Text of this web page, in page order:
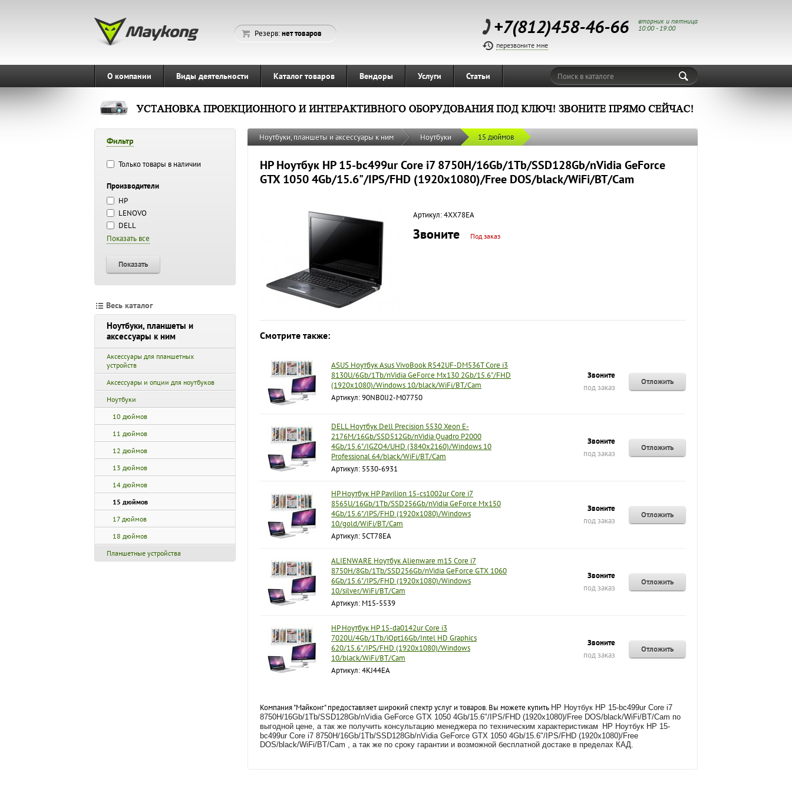
Резерв:нет товаров +7(812)458-46-66
вторник и пятница
10:00 - 19:00
перезвоните мне
О компании Виды деятельности Каталог товаров Вендоры Услуги Статьи Поиск в каталоге
Фильтр
Только товары в наличии
Производители
HP
LENOVO
DELL
Показать все
Показать
Весь каталог
Ноутбуки, планшеты и
аксессуары к ним
Аксессуары для планшетных
устройств
Аксессуары и опции для ноутбуков
Ноутбуки
10 дюймов
11 дюймов
12 дюймов
13 дюймов
14 дюймов
15 дюймов
17 дюймов
18 дюймов
Планшетные устройства
Ноутбуки, планшеты и аксессуары к ним Ноутбуки 15 дюймов
HP Ноутбук HP 15-bc499ur Core i7 8750H/16Gb/1Tb/SSD128Gb/nVidia GeForce
GTX 1050 4Gb/15.6"/IPS/FHD (1920x1080)/Free DOS/black/WiFi/BT/Cam
Артикул:4XX78EA
Звоните Под заказ
Смотрите также:
ASUS Ноутбук Asus VivoBook R542UF-DM536T Core i3
8130U/6Gb/1Tb/nVidia GeForce Mx130 2Gb/15.6"/FHD
(1920x1080)/Windows 10/black/WiFi/BT/Cam
Артикул: 90NB0IJ2-M07750
Звоните
под заказ
Отложить
DELL Ноутбук Dell Precision 5530 Xeon E-
2176M/16Gb/SSD512Gb/nVidia Quadro P2000
4Gb/15.6"/IGZO4/UHD (3840x2160)/Windows 10
Professional 64/black/WiFi/BT/Cam
Артикул: 5530-6931
Звоните
под заказ
Отложить
HP Ноутбук HP Pavilion 15-cs1002ur Core i7
8565U/16Gb/1Tb/SSD256Gb/nVidia GeForce Mx150
4Gb/15.6"/IPS/FHD (1920x1080)/Windows
10/gold/WiFi/BT/Cam
Артикул: 5CT78EA
Звоните
под заказ
Отложить
ALIENWARE Ноутбук Alienware m15 Core i7
8750H/8Gb/1Tb/SSD256Gb/nVidia GeForce GTX 1060
6Gb/15.6"/IPS/FHD (1920x1080)/Windows
10/silver/WiFi/BT/Cam
Артикул: M15-5539
Звоните
под заказ
Отложить
HP Ноутбук HP 15-da0142ur Core i3
7020U/4Gb/1Tb/iOpt16Gb/Intel HD Graphics
620/15.6"/IPS/FHD (1920x1080)/Windows
10/black/WiFi/BT/Cam
Артикул: 4KJ44EA
Звоните
под заказ
Отложить
Компания "Майконг" предоставляет широкий спектр услуг и товаров. Вы можете купить HP Ноутбук HP 15-bc499ur Core i7
8750H/16Gb/1Tb/SSD128Gb/nVidia GeForce GTX 1050 4Gb/15.6"/IPS/FHD (1920x1080)/Free DOS/black/WiFi/BT/Cam по
выгодной цене, а так же получить консультацию менеджера по техническим характеристикам
HP Ноутбук HP 15-
bc499ur Core i7 8750H/16Gb/1Tb/SSD128Gb/nVidia GeForce GTX 1050 4Gb/15.6"/IPS/FHD (1920x1080)/Free
DOS/black/WiFi/BT/Cam , а так же по сроку гарантии и возможной бесплатной достаке в пределах КАД.